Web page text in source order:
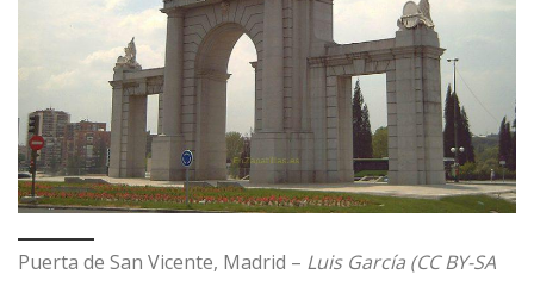
Puerta de San Vicente, Madrid – Luis García (CC BY-SA